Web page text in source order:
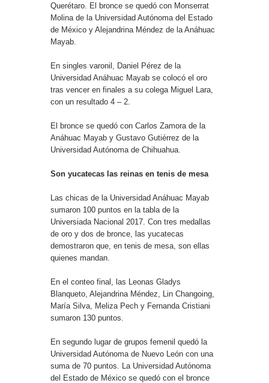
Querétaro. El bronce se quedó con Monserrat
Molina de la Universidad Autónoma del Estado
de México y Alejandrina Méndez de la Anáhuac
Mayab.
En singles varonil, Daniel Pérez de la
Universidad Anáhuac Mayab se colocó el oro
tras vencer en finales a su colega Miguel Lara,
con un resultado 4 – 2.
El bronce se quedó con Carlos Zamora de la
Anáhuac Mayab y Gustavo Gutiérrez de la
Universidad Autónoma de Chihuahua.
Son yucatecas las reinas en tenis de mesa
Las chicas de la Universidad Anáhuac Mayab
sumaron 100 puntos en la tabla de la
Universiada Nacional 2017. Con tres medallas
de oro y dos de bronce, las yucatecas
demostraron que, en tenis de mesa, son ellas
quienes mandan.
En el conteo final, las Leonas Gladys
Blanqueto, Alejandrina Méndez, Lin Changoing,
María Silva, Meliza Pech y Fernanda Cristiani
sumaron 130 puntos.
En segundo lugar de grupos femenil quedó la
Universidad Autónoma de Nuevo León con una
suma de 70 puntos. La Universidad Autónoma
del Estado de México se quedó con el bronce